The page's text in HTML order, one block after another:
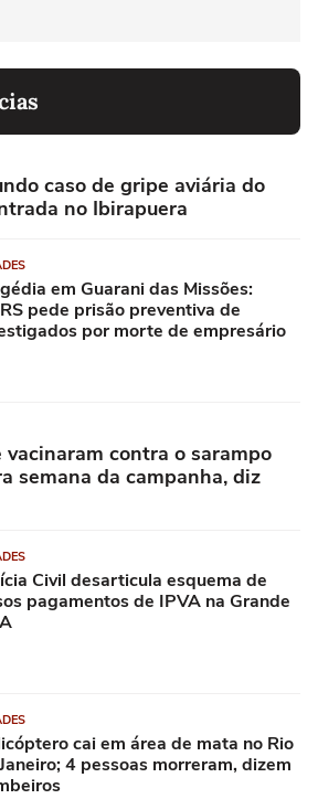
caso de gripe aviária do
no Ibirapuera
em Guarani das Missões:
pede prisão preventiva de
por morte de empresário
vacinaram contra o sarampo
semana da campanha, diz
Civil desarticula esquema de
pagamentos de IPVA na Grande
cai em área de mata no Rio
4 pessoas morreram, dizem